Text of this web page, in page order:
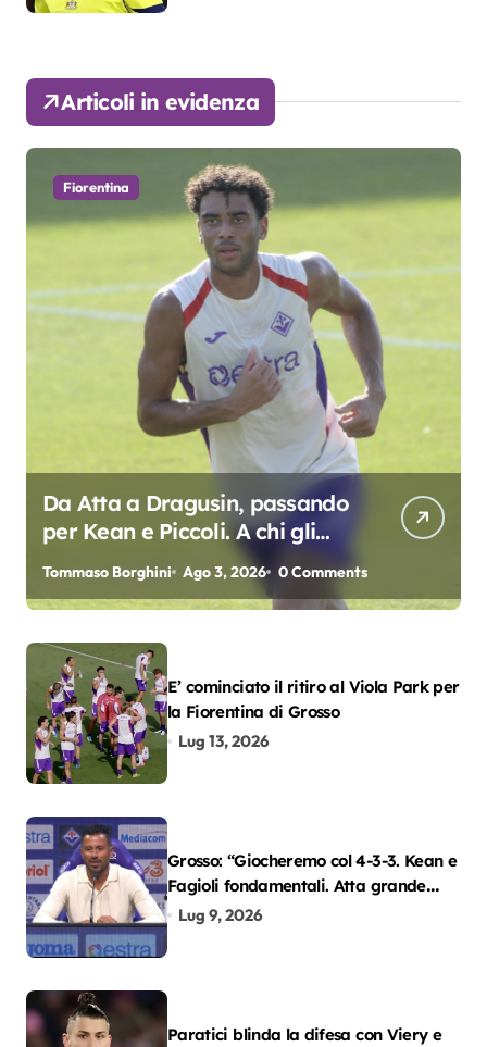
Articoli in evidenza
Fiorentina
Da Atta a Dragusin, passando
per Kean e Piccoli. A chi gli
oscar del precampionato?
Tommaso Borghini Ago 3, 2026 0 Comments
E’ cominciato il ritiro al Viola Park per
la Fiorentina di Grosso
Lug 13, 2026
Grosso: “Giocheremo col 4-3-3. Kean e
Fagioli fondamentali. Atta grande
colpo”
Lug 9, 2026
Paratici blinda la difesa con Viery e